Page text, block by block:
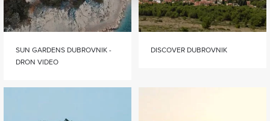
SUN GARDENS DUBROVNIK -
DRON VIDEO
DISCOVER DUBROVNIK